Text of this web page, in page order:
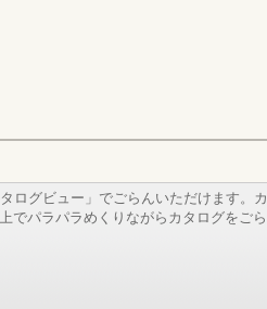
ログビュー」でごらんいただけます。カ
でパラパラめくりながらカタログをごら